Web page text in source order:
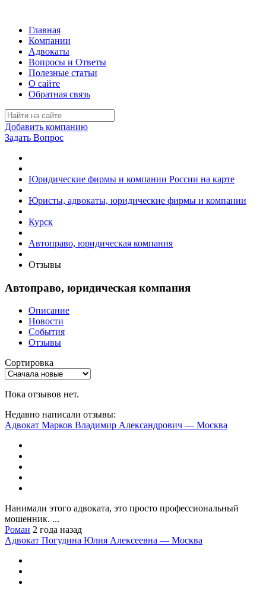
Главная
Компании
Адвокаты
Вопросы и Ответы
Полезные статьи
О сайте
Обратная связь
Добавить компанию
Задать Вопрос
Юридические фирмы и компании России на карте
Юристы, адвокаты, юридические фирмы и компании
Курск
Автоправо, юридическая компания
Отзывы
Автоправо, юридическая компания
Описание
Новости
События
Отзывы
Сортировка
Пока отзывов нет.
Недавно написали отзывы:
Адвокат Марков Владимир Александрович — Москва
Нанимали этого адвоката, это просто профессиональный
мошенник. ...
Роман 2 года назад
Адвокат Погудина Юлия Алексеевна — Москва